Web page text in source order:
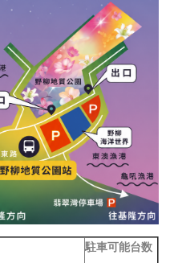
駐車可能台数